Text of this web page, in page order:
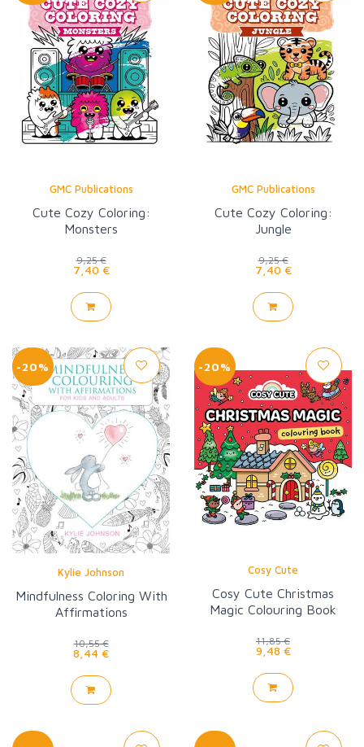
GMC Publications
Cute Cozy Coloring:
Monsters
9,25 €
7,40 €
GMC Publications
Cute Cozy Coloring:
Jungle
9,25 €
7,40 €
-20%
Kylie Johnson
Mindfulness Coloring With
Affirmations
10,55 €
8,44 €
-20%
Cosy Cute
Cosy Cute Christmas
Magic Colouring Book
11,85 €
9,48 €